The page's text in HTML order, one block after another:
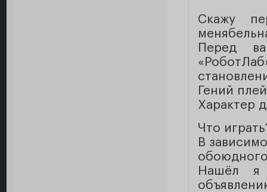
Скажу
Перед
Гений
Характер
Что
В
Нашёл я